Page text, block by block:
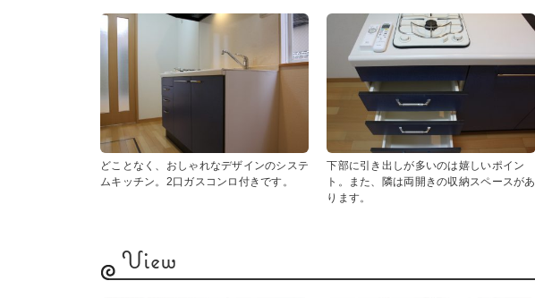
どことなく、おしゃれなデザインのシステ
ムキッチン。2口ガスコンロ付きです。
下部に引き出しが多いのは嬉しいポイン
ト。また、隣は両開きの収納スペースがあ
ります。
View